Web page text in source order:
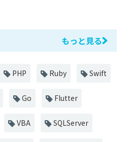
もっと見る
PHP Ruby Swift
Go Flutter
VBA SQLServer